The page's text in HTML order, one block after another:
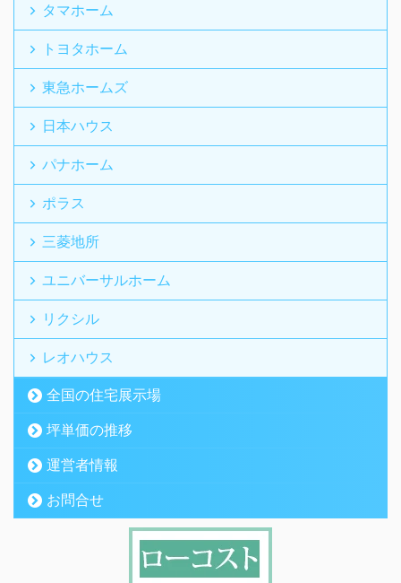
タマホーム
トヨタホーム
東急ホームズ
日本ハウス
パナホーム
ポラス
三菱地所
ユニバーサルホーム
リクシル
レオハウス
全国の住宅展示場
坪単価の推移
運営者情報
お問合せ